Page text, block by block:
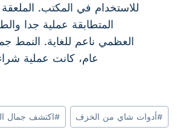
للاستخدام في المكتب. الملعقة
المتطابقة عملية جدا
العظمي ناعم للغاية. النمط
عام، كانت عملية
وسوم
المقال:
#أدوات شاي من الخزف #اكتشف جمال